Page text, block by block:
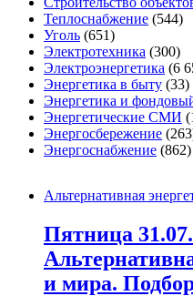
Теплоснабжение (544)
Уголь (651)
Электротехника (300)
Электроэнергетика (6
Энергетика в быту (33)
Энергетика и
Энергетические СМИ
Энергосбережение
Энергоснабжение (862)
Альтернативная
Пятница
и мира.